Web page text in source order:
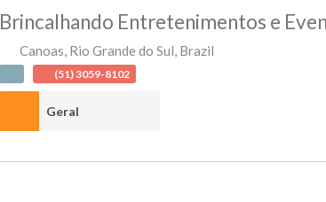
Brincalhando Entretenimentos e
Canoas, Rio Grande do Sul, Brazil
(51) 3059-8102
Geral